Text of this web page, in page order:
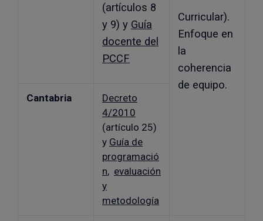
(artículos 8
y 9) y Guía
docente del
PCCF
Curricular).
Enfoque en
la
coherencia
de equipo.
Cantabria
Decreto
4/2010
(artículo 25)
y Guía de
programació
n, evaluación
y
metodología